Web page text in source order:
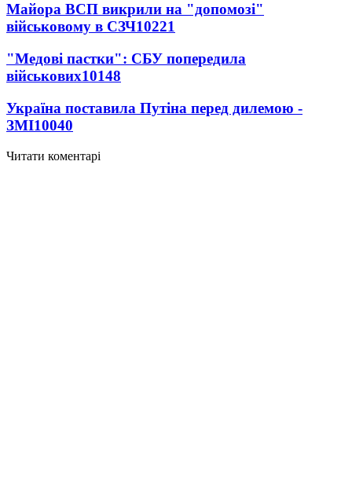
Майора ВСП викрили на "допомозі"
військовому в СЗЧ10221
"Медові пастки": СБУ попередила
військових10148
Україна поставила Путіна перед дилемою -
ЗМІ10040
Читати коментарі